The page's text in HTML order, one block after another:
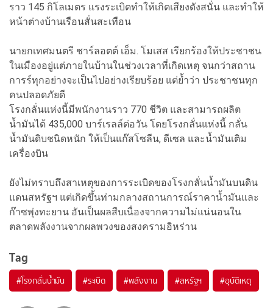
ราว 145 กิโลเมตร แรงระเบิดทำให้เกิดเสียงดังสนั่น และทำให้
หน้าต่างบ้านเรือนสั่นสะเทือน
นายกเทศมนตรี ชาร์ลอตต์ เอ็ม. โมเสส เรียกร้องให้ประชาชน
ในเมืองอยู่แต่ภายในบ้านในช่วงเวลาที่เกิดเหตุ จนกว่าสถาน
การร์ทุกอย่างจะเป็นไปอย่างเรียบร้อย แต่ย้ำว่า ประชาชนทุก
คนปลอดภัยดี
โรงกลั่นแห่งนี้มีพนักงานราว 770 ชีวิต และสามารถผลิต
น้ำมันได้ 435,000 บาร์เรลล์ต่อวัน โดยโรงกลั่นแห่งนี้ กลั่น
น้ำมันดิบชนิดหนัก ให้เป็นแก๊สโซลีน, ดีเซล และน้ำมันเติม
เครื่องบิน
ยังไม่ทราบถึงสาเหตุของการระเบิดของโรงกลั่นน้ำมันบนดิน
แดนสหรัฐฯ แต่เกิดขึ้นท่ามกลางสถานการณ์ราคาน้ำมันและ
ก๊าซพุ่งทะยาน อันเป็นผลสืบเนื่องจากความไม่แน่นอนใน
ตลาดพลังงานจากผลพวงของสงครามอิหร่าน
Tag
#โรงกลั่นน้ำมัน #ระเบิด #พลังงาน #สหรัฐฯ #อุบัติเหตุ